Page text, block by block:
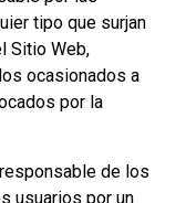
tipo que surjan
Sitio Web,
ocasionados a
por la
de los
usuarios por un